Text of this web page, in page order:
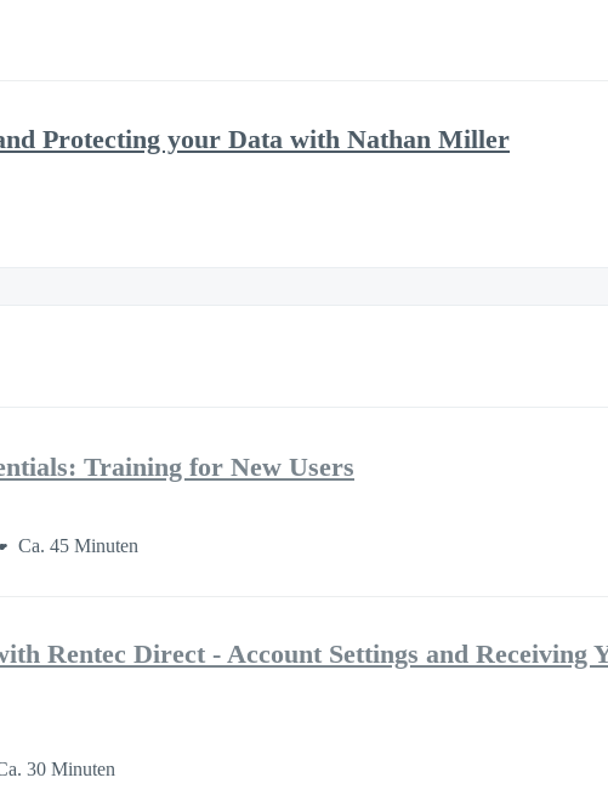
Protecting your Data with Nathan Miller
Training for New Users
Ca. 45 Minuten
Rentec Direct - Account Settings and Receiving
30 Minuten